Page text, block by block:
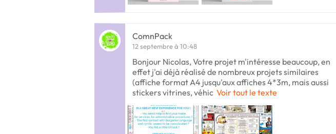
ComnPack
12 septembre à 10:48
Bonjour Nicolas, Votre projet m'intéresse beaucoup, en
effet j'ai déjà réalisé de nombreux projets similaires
(affiche format A4 jusqu'aux affiches 4*3m, mais aussi
stickers vitrines, véhic Voir tout le texte